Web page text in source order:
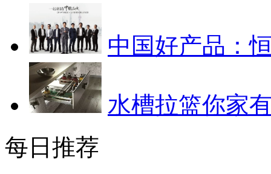
中国好产品：
水槽拉篮你家
每日推荐